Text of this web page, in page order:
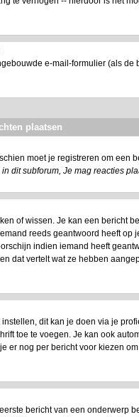
e-mail-formulier (als
plaatsen
moet je registreren om een
dit subforum, Je mag reacties
of wissen. Je kan een bericht
reeds geantwoord heeft op
indien iemand heeft
dat vertelt wat ze hebben
dit kan je doen via je
toe te voegen. Je kan ook
er nog per bericht voor kiezen
bericht van een onderwerp